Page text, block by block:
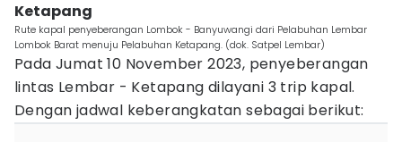
Ketapang
Rute kapal penyeberangan Lombok - Banyuwangi dari Pelabuhan Lembar
Lombok Barat menuju Pelabuhan Ketapang. (dok. Satpel Lembar)
Pada Jumat 10 November 2023, penyeberangan
lintas Lembar - Ketapang dilayani 3 trip kapal.
Dengan jadwal keberangkatan sebagai berikut: